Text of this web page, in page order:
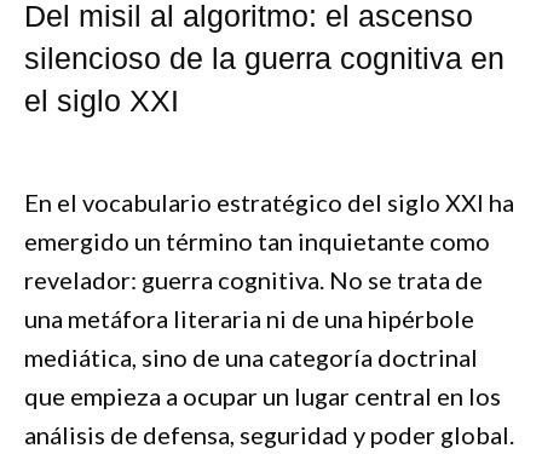
Del misil al algoritmo: el ascenso
silencioso de la guerra cognitiva en
el siglo XXI
En el vocabulario estratégico del siglo XXI ha
emergido un término tan inquietante como
revelador: guerra cognitiva. No se trata de
una metáfora literaria ni de una hipérbole
mediática, sino de una categoría doctrinal
que empieza a ocupar un lugar central en los
análisis de defensa, seguridad y poder global.